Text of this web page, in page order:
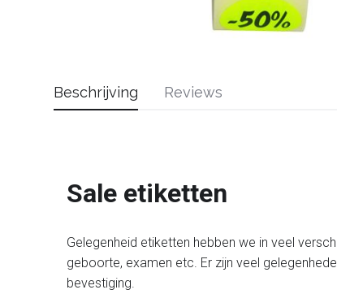
Beschrijving
Sale etiketten
Gelegenheid etiketten hebben we in veel
geboorte, examen etc. Er zijn veel
bevestiging.
Reviews